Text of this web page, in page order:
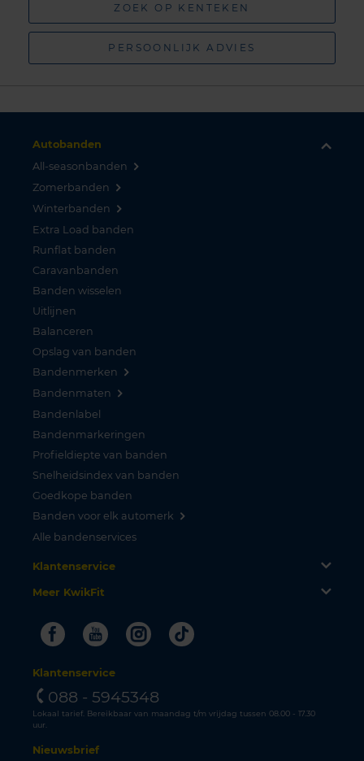
ZOEK OP KENTEKEN
PERSOONLIJK ADVIES
Autobanden
All-seasonbanden
Zomerbanden
Winterbanden
Extra Load banden
Runflat banden
Caravanbanden
Banden wisselen
Uitlijnen
Balanceren
Opslag van banden
Bandenmerken
Bandenmaten
Bandenlabel
Bandenmarkeringen
Profieldiepte van banden
Snelheidsindex van banden
Goedkope banden
Banden voor elk automerk
Alle bandenservices
Klantenservice
Meer KwikFit
FacebookYoutubeInstagram
Tiktok
Klantenservice
088 - 5945348
Lokaal tarief. Bereikbaar van maandag t/m vrijdag tussen 08.00 - 17.30
uur.
Nieuwsbrief